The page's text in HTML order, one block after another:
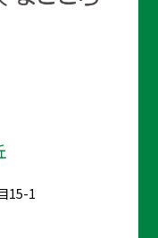
15-1